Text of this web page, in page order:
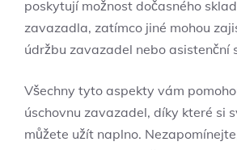
poskytují možnost dočasného
zavazadla, zatímco jiné mohou
údržbu zavazadel nebo asistenční
Všechny tyto aspekty vám
úschovnu zavazadel, díky které si
můžete užít naplno.